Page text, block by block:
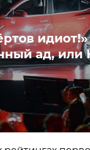
идиот!»
ад, или